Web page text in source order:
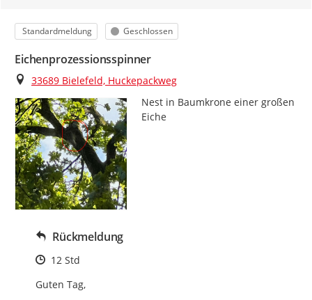
Kategorie
Standardmeldung Status
Geschlossen
Eichenprozessionsspinner
Ort
33689 Bielefeld, Huckepackweg
Nest in Baumkrone einer großen
Eiche
Rückmeldung
Zeitpunkt des Erstellens
12 Std
Guten Tag,